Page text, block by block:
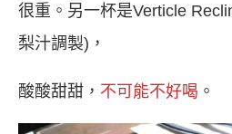
很重。另一杯是Verticle
梨汁調製)，
酸酸甜甜， 不可能不好喝 。